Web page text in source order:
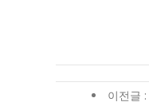
이전글 :